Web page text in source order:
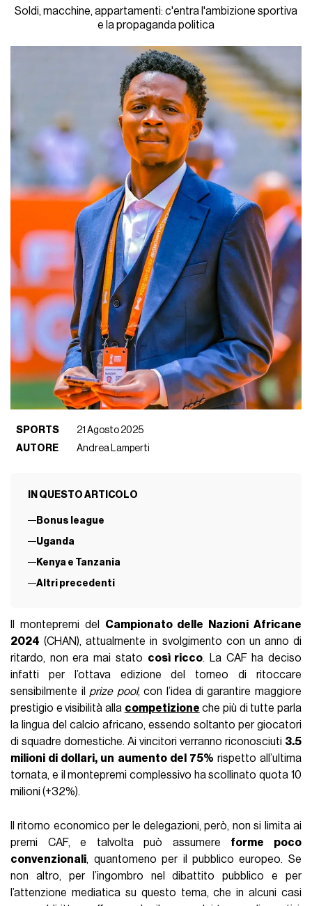
Soldi, macchine, appartamenti: c'entra l'ambizione sportiva
e la propaganda politica
SPORTS
21 Agosto 2025
AUTORE
Andrea Lamperti
IN QUESTO ARTICOLO
Bonus league
Uganda
Kenya e Tanzania
Altri precedenti
Il montepremi del Campionato delle Nazioni Africane
2024 (CHAN), attualmente in svolgimento con un anno di
ritardo, non era mai stato così ricco. La CAF ha deciso
infatti per l’ottava edizione del torneo di ritoccare
sensibilmente il prize pool, con l’idea di garantire maggiore
prestigio e visibilità alla competizione che più di tutte parla
la lingua del calcio africano, essendo soltanto per giocatori
di squadre domestiche. Ai vincitori verranno riconosciuti 3.5
milioni di dollari, un aumento del 75% rispetto all’ultima
tornata, e il montepremi complessivo ha scollinato quota 10
milioni (+32%).
Il ritorno economico per le delegazioni, però, non si limita ai
premi CAF, e talvolta può assumere forme poco
convenzionali, quantomeno per il pubblico europeo. Se
non altro, per l’ingombro nel dibattito pubblico e per
l’attenzione mediatica su questo tema, che in alcuni casi